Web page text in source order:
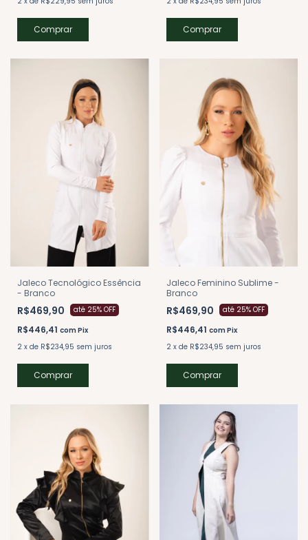
Comprar Comprar
Jaleco Tecnológico Essência
- Branco
R$469,90 até 25% OFF
R$446,41 comPix
2 x de R$234,95 sem juros
Comprar
Jaleco Feminino Sublime -
Branco
R$469,90 até 25% OFF
R$446,41 comPix
2 x de R$234,95 sem juros
Comprar